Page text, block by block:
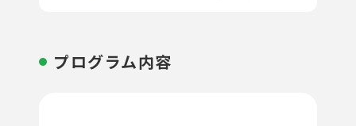
プログラム内容